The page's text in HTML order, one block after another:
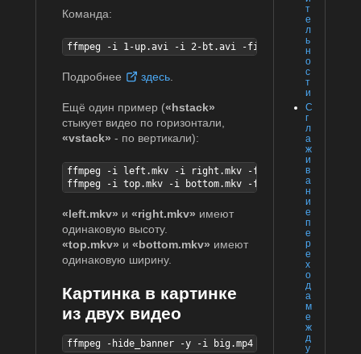
т
е
л
ь
н
о
с
т
и
С
г
л
а
ж
и
в
а
н
и
е
п
е
р
е
х
о
д
а
м
е
ж
д
у
Команда:
ffmpeg -i 1-up.avi -i 2-bt.avi -filter_complex
Подробнее здесь
Ещё один пример («hstack»
стыкует видео по горизонтали,
«vstack» - по вертикали):
ffmpeg -i left.mkv -i right.mkv -filter_complex
ffmpeg -i top.mkv -i bottom.mkv -filter_complex
«left.mkv» и«right.mkv» имеют
одинаковую высоту.
«top.mkv» и«bottom.mkv» имеют
одинаковую ширину.
Картинка в картинке
из двух видео
ffmpeg -hide_banner -y -i big.mp4 -i little.mkv -